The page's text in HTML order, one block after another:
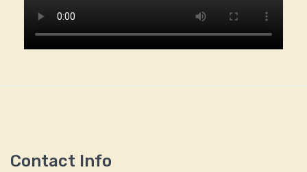
Contact Info